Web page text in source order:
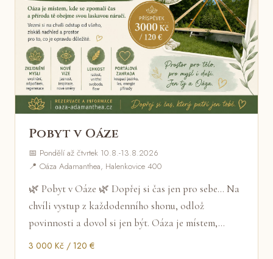
Pobyt v Oáze
📅 Pondělí až čtvrtek 10.8.-13.8.2026
📍 Oáza Adamanthea, Halenkovice 400
🌿 Pobyt v Oáze 🌿 Dopřej si čas jen pro sebe... Na
chvíli vystup z každodenního shonu, odlož
povinnosti a dovol si jen být. Oáza je místem,…
3 000 Kč / 120 €